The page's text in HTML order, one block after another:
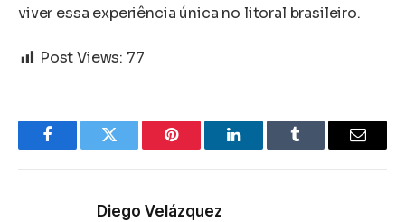
viver essa experiência única no litoral brasileiro.
Post Views: 77
FacebookTwitter Pinterest LinkedInTumblr Email
Diego Velázquez